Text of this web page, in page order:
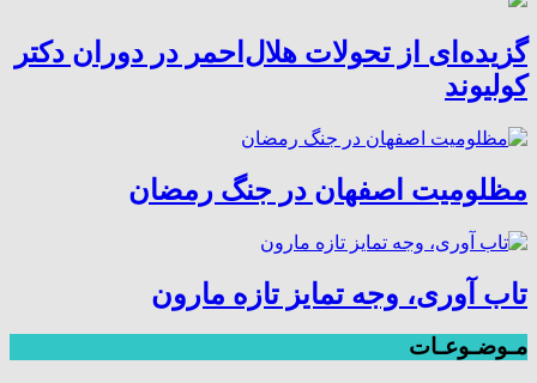
گزیده‌ای از تحولات هلال‌احمر در دوران دکتر
کولیوند
مظلومیت اصفهان در جنگ رمضان
تاب آوری، وجه تمایز تازه مارون
مـوضـوعـات